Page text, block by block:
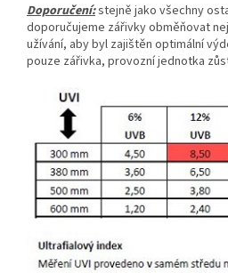
Doporučení:stejně jako všechny
doporučujeme zářivky obměňovat
užívání, aby byl zajištěn optimální
pouze zářivka, provozní jednotka